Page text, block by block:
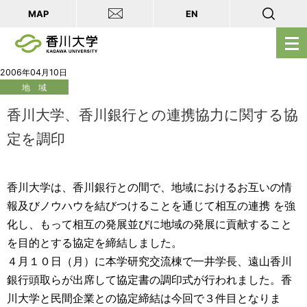
メ
ニ
を
MAP EN
2006年04月10日
地 域
香川大学、香川銀行との連携協力に関する協
定を調印
香川大学は、香川銀行との間で、地域におけるお互いの情
報及びノウハウを結びつけることを通じて相互の連携 を強
化し、もって相互の発展並びに地域の発展に貢献すること
を目的とする協定を締結しました。
４月１０日（月）に本学研究交流棟で一井学長、遠山香川
銀行頭取らが出席して協定書の調印式が行われました。香
川大学と民間企業との協定締結は今回で３件目となりま